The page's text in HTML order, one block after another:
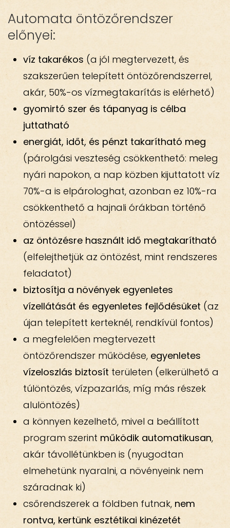
Automata öntözőrendszer
előnyei:
víz takarékos (a jól megtervezett, és
szakszerűen telepített öntözőrendszerrel,
akár, 50%-os vízmegtakarítás is elérhető)
gyomirtó szer és tápanyag is célba
juttatható
energiát, időt, és pénzt takarítható meg
(párolgási veszteség csökkenthető: meleg
nyári napokon, a nap közben kijuttatott víz
70%-a is elpárologhat, azonban ez 10%-ra
csökkenthető a hajnali órákban történő
öntözéssel)
az öntözésre használt idő megtakarítható
(elfelejthetjük az öntözést, mint rendszeres
feladatot)
biztosítja a növények egyenletes
vízellátását és egyenletes fejlődésüket (az
újan telepített kerteknél, rendkívül fontos)
a megfelelően megtervezett
öntözőrendszer működése, egyenletes
vízeloszlás biztosít területen (elkerülhető a
túlöntözés, vízpazarlás, míg más részek
alulöntözés)
a könnyen kezelhető, mivel a beállított
program szerint működik automatikusan,
akár távollétünkben is (nyugodtan
elmehetünk nyaralni, a növényeink nem
száradnak ki)
csőrendszerek a földben futnak, nem
rontva, kertünk esztétikai kinézetét